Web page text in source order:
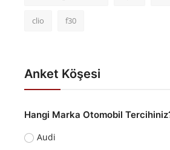
clio f30
Anket Köşesi
Hangi Marka Otomobil
Audi